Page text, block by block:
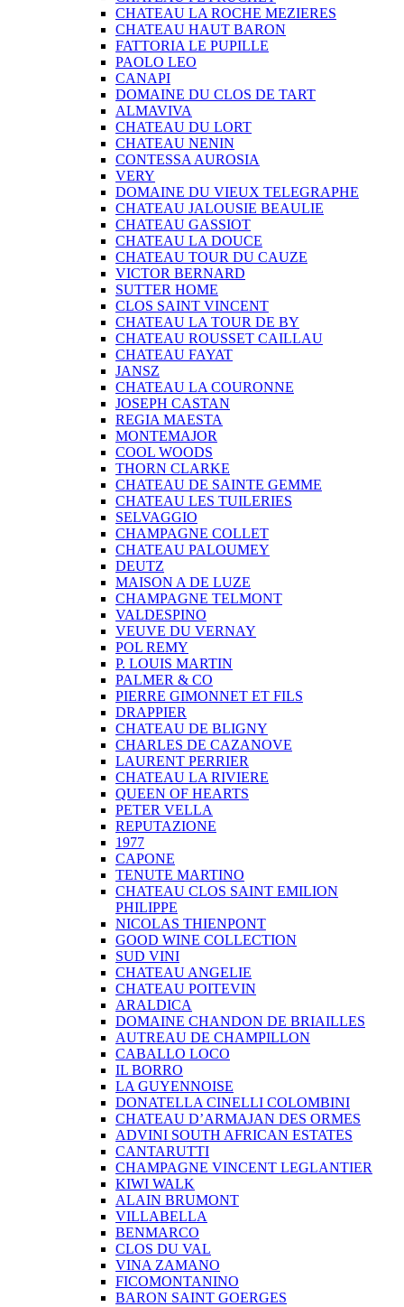
CHATEAU LA ROCHE MEZIERES
CHATEAU HAUT BARON
FATTORIA LE PUPILLE
PAOLO LEO
CANAPI
DOMAINE DU CLOS DE TART
ALMAVIVA
CHATEAU DU LORT
CHATEAU NENIN
CONTESSA AUROSIA
VERY
DOMAINE DU VIEUX TELEGRAPHE
CHATEAU JALOUSIE BEAULIE
CHATEAU GASSIOT
CHATEAU LA DOUCE
CHATEAU TOUR DU CAUZE
VICTOR BERNARD
SUTTER HOME
CLOS SAINT VINCENT
CHATEAU LA TOUR DE BY
CHATEAU ROUSSET CAILLAU
CHATEAU FAYAT
JANSZ
CHATEAU LA COURONNE
JOSEPH CASTAN
REGIA MAESTA
MONTEMAJOR
COOL WOODS
THORN CLARKE
CHATEAU DE SAINTE GEMME
CHATEAU LES TUILERIES
SELVAGGIO
CHAMPAGNE COLLET
CHATEAU PALOUMEY
DEUTZ
MAISON A DE LUZE
CHAMPAGNE TELMONT
VALDESPINO
VEUVE DU VERNAY
POL REMY
P. LOUIS MARTIN
PALMER & CO
PIERRE GIMONNET ET FILS
DRAPPIER
CHATEAU DE BLIGNY
CHARLES DE CAZANOVE
LAURENT PERRIER
CHATEAU LA RIVIERE
QUEEN OF HEARTS
PETER VELLA
REPUTAZIONE
1977
CAPONE
TENUTE MARTINO
CHATEAU CLOS SAINT EMILION
PHILIPPE
NICOLAS THIENPONT
GOOD WINE COLLECTION
SUD VINI
CHATEAU ANGELIE
CHATEAU POITEVIN
ARALDICA
DOMAINE CHANDON DE BRIAILLES
AUTREAU DE CHAMPILLON
CABALLO LOCO
IL BORRO
LA GUYENNOISE
DONATELLA CINELLI COLOMBINI
CHATEAU D’ARMAJAN DES ORMES
ADVINI SOUTH AFRICAN ESTATES
CANTARUTTI
CHAMPAGNE VINCENT LEGLANTIER
KIWI WALK
ALAIN BRUMONT
VILLABELLA
BENMARCO
CLOS DU VAL
VINA ZAMANO
FICOMONTANINO
BARON SAINT GOERGES